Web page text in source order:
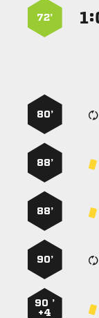
:
72’
80’
88’
88’
90’
90 ’
+4